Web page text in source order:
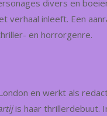
divers en
verhaal inleeft. Een
en horrorgenre.
en werkt als
is haar thrillerdebuut.